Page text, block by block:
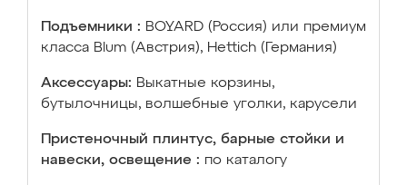
Подъемники : BOYARD (Россия) или премиум
класса Blum (Австрия), Hettich (Германия)
Аксессуары: Выкатные корзины,
бутылочницы, волшебные уголки, карусели
Пристеночный плинтус, барные стойки и
навески, освещение : по каталогу